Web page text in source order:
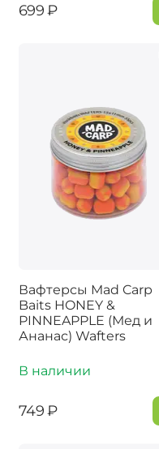
‍699‍ ₽
Вафтерсы Mad Carp
Baits HONEY &
PINNEAPPLE (Мед и
Ананас) Wafters
В наличии
‍749‍ ₽